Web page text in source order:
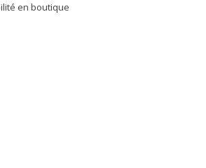
en boutique